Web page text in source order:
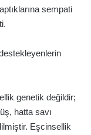
sempati
genetik değildir;
hatta savı
Eşcinsellik